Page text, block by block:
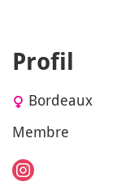
Profil
Bordeaux
Membre